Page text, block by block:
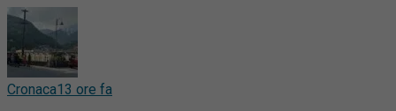
Cronaca13 ore fa